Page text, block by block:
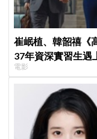
崔岷植、韓韶禧《
37年資深實習生遇
電影